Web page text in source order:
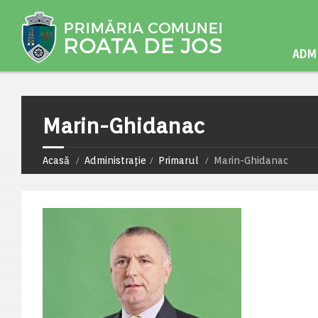
Marin-Ghidanac
Acasă Administrație Primarul Marin-Ghidanac